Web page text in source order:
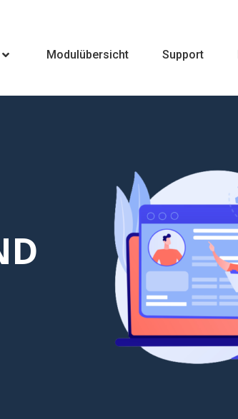
Modulübersicht Support